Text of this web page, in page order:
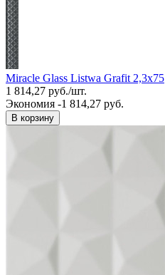
Miracle Glass Listwa Grafit 2,3x75
1 814,27 руб./шт.
Экономия -1 814,27 руб.
В корзину